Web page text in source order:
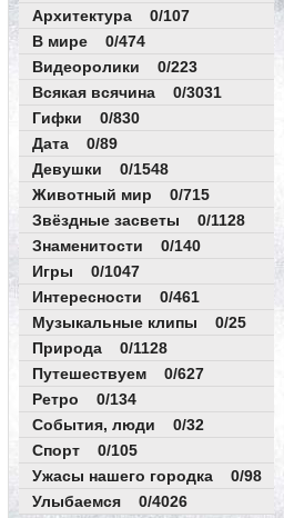
Архитектура 0/107
В мире 0/474
Видеоролики 0/223
Всякая всячина 0/3031
Гифки 0/830
Дата 0/89
Девушки 0/1548
Животный мир 0/715
Звёздные засветы 0/1128
Знаменитости 0/140
Игры 0/1047
Интересности 0/461
Музыкальные клипы 0/25
Природа 0/1128
Путешествуем 0/627
Ретро 0/134
События, люди 0/32
Спорт 0/105
Ужасы нашего городка 0/98
Улыбаемся 0/4026